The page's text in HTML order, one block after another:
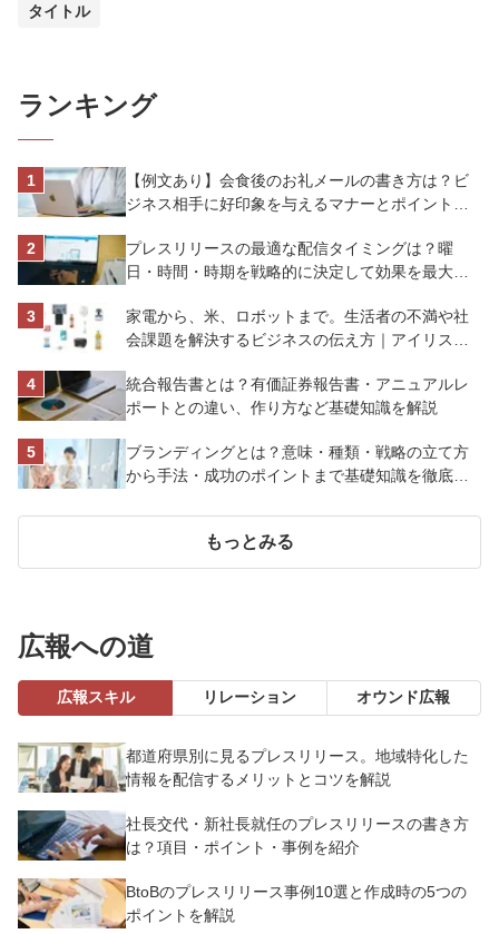
タイトル
ランキング
【例文あり】会食後のお礼メールの書き方は？ビ
ジネス相手に好印象を与えるマナーとポイントを
プレスリリースの最適な配信タイミングは？曜
日・時間・時期を戦略的に決定して効果を最大化
家電から、米、ロボットまで。生活者の不満や社
会課題を解決するビジネスの伝え方｜アイリスオ
統合報告書とは？有価証券報告書・アニュアルレ
ポートとの違い、作り方など基礎知識を解説
ブランディングとは？意味・種類・戦略の立て方
から手法・成功のポイントまで基礎知識を徹底解
もっとみる
広報への道
広報スキル リレーション オウンド広報
都道府県別に見るプレスリリース。地域特化した
情報を配信するメリットとコツを解説
社長交代・新社長就任のプレスリリースの書き方
は？項目・ポイント・事例を紹介
BtoBのプレスリリース事例10選と作成時の5つの
ポイントを解説